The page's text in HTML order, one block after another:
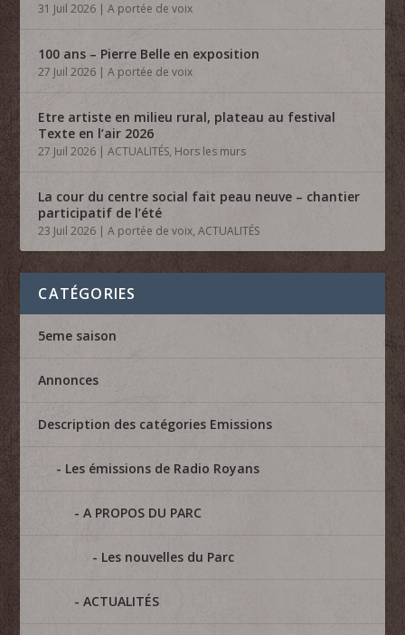
31 Juil 2026 |A portée de voix
100 ans – Pierre Belle en exposition
27 Juil 2026 |A portée de voix
Etre artiste en milieu rural, plateau au festival
Texte en l’air 2026
27 Juil 2026 |ACTUALITÉS, Hors les murs
La cour du centre social fait peau neuve – chantier
participatif de l’été
23 Juil 2026 |A portée de voix,ACTUALITÉS
CATÉGORIES
5eme saison
Annonces
Description des catégories Emissions
Les émissions de Radio Royans
A PROPOS DU PARC
Les nouvelles du Parc
ACTUALITÉS